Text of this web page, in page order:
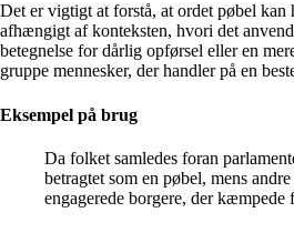
Det er vigtigt at forstå, at ordet pøbel
afhængigt af konteksten, hvori det
betegnelse for dårlig opførsel eller en
gruppe mennesker, der handler på en
Eksempel på brug
Da folket samledes foran
betragtet som en pøbel, mens
engagerede borgere, der kæmpede